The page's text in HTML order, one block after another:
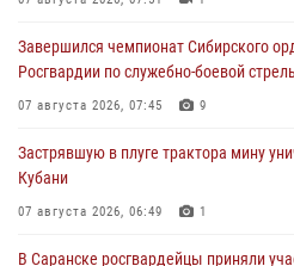
Завершился чемпионат Сибирского
Росгвардии по служебно-боевой
07 августа 2026, 07:45 9
Застрявшую в плуге трактора мину
Кубани
07 августа 2026, 06:49 1
В Саранске росгвардейцы приняли